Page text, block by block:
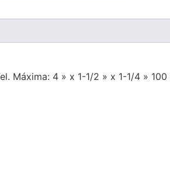
Máxima: 4 » x 1-1/2 » x 1-1/4 »